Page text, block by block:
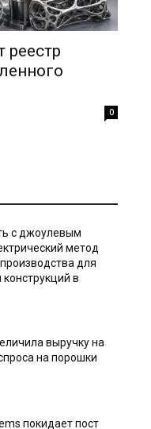
0
с джоулевым
метод
для
конструкций в
выручку на
на порошки
покидает пост